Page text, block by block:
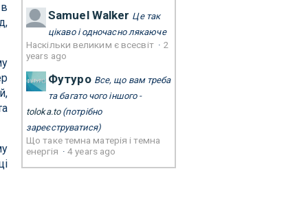
Samuel Walker Це так
цікаво і одночасно лякаюче
Наскільки великим є всесвіт · 2
years ago
Футуро Все, що вам треба
та багато чого іншого -
toloka.to(потрібно
зареєструватися)
Що таке темна матерія і темна
енергія ·4 years ago